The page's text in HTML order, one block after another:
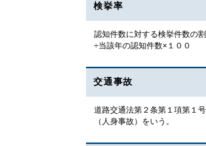
検挙率
認知件数に対する検挙件数の
÷当該年の認知件数×１００
交通事故
道路交通法第２条第１項第１
（人身事故）をいう。